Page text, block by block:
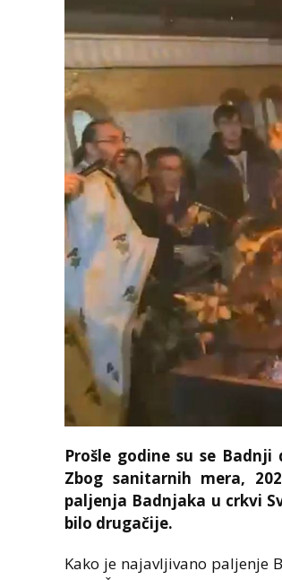
Prošle godine su se
Zbog sanitarnih mera,
paljenja Badnjaka u crkvi
bilo drugačije.
Kako je najavljivano paljenje